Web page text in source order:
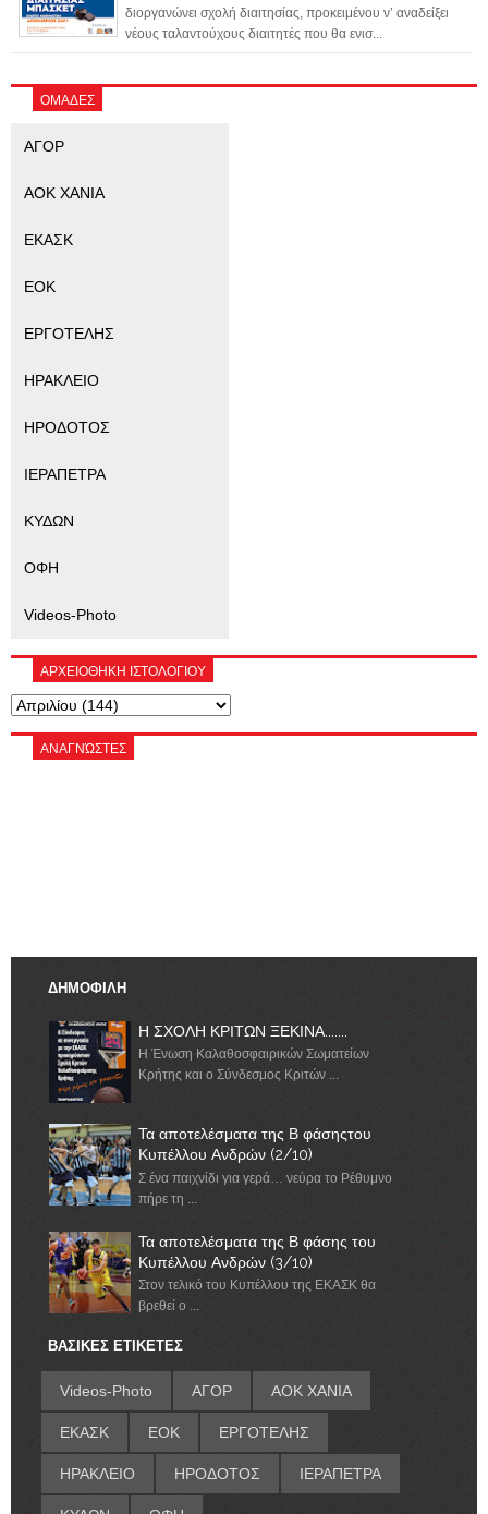
διοργανώνει σχολή διαιτησίας, προκειμένου ν’ αναδείξει
νέους ταλαντούχους διαιτητές που θα ενισ...
ΟΜΑΔΕΣ
ΑΓΟΡ
ΑΟΚ ΧΑΝΙΑ
ΕΚΑΣΚ
ΕΟΚ
ΕΡΓΟΤΕΛΗΣ
ΗΡΑΚΛΕΙΟ
ΗΡΟΔΟΤΟΣ
ΙΕΡΑΠΕΤΡΑ
ΚΥΔΩΝ
ΟΦΗ
Videos-Photo
ΑΡΧΕΙΟΘΗΚΗ ΙΣΤΟΛΟΓΙΟΥ
ΑΝΑΓΝΏΣΤΕΣ
ΔΗΜΟΦΙΛΗ
Η ΣΧΟΛΗ ΚΡΙΤΩΝ ΞΕΚΙΝΑ.......
Η Ένωση Καλαθοσφαιρικών Σωματείων
Κρήτης και ο Σύνδεσμος Κριτών ...
Τα αποτελέσματα της Β φάσηςτου
Κυπέλλου Ανδρών (2/10)
Σ ένα παιχνίδι για γερά… νεύρα το Ρέθυμνο
πήρε τη ...
Τα αποτελέσματα της Β φάσης του
Κυπέλλου Ανδρών (3/10)
Στον τελικό του Κυπέλλου της ΕΚΑΣΚ θα
βρεθεί ο ...
ΒΑΣΙΚΕΣ ΕΤΙΚΕΤΕΣ
Videos-Photo ΑΓΟΡ ΑΟΚ ΧΑΝΙΑ
ΕΚΑΣΚ ΕΟΚ ΕΡΓΟΤΕΛΗΣ
ΗΡΑΚΛΕΙΟ ΗΡΟΔΟΤΟΣ ΙΕΡΑΠΕΤΡΑ